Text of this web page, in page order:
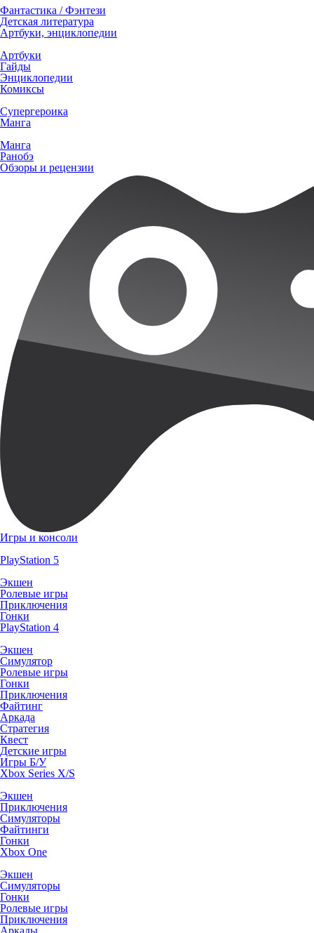
Фантастика / Фэнтези
Детская литература
Артбуки, энциклопедии
Артбуки
Гайды
Энциклопедии
Комиксы
Супергероика
Манга
Манга
Ранобэ
Обзоры и рецензии
Игры и консоли
PlayStation 5
Экшен
Ролевые игры
Приключения
Гонки
PlayStation 4
Экшен
Симулятор
Ролевые игры
Гонки
Приключения
Файтинг
Аркада
Стратегия
Квест
Детские игры
Игры Б/У
Xbox Series X/S
Экшен
Приключения
Симуляторы
Файтинги
Гонки
Xbox One
Экшен
Симуляторы
Гонки
Ролевые игры
Приключения
Аркады